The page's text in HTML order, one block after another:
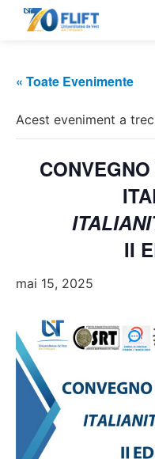
« Toate Evenimente
Acest eveniment a
II
mai 15, 2025